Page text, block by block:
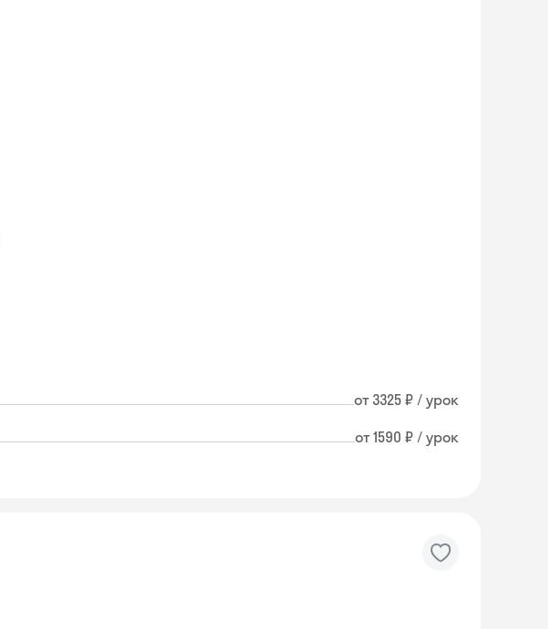
от 3325 ₽ / урок
от 1590 ₽ / урок